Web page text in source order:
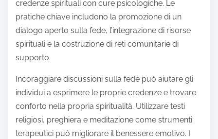
credenze spirituali con cure psicologiche. Le
pratiche chiave includono la promozione di un
dialogo aperto sulla fede, l’integrazione di risorse
spirituali e la costruzione di reti comunitarie di
supporto.
Incoraggiare discussioni sulla fede può aiutare gli
individui a esprimere le proprie credenze e trovare
conforto nella propria spiritualità. Utilizzare testi
religiosi, preghiera e meditazione come strumenti
terapeutici può migliorare il benessere emotivo. I